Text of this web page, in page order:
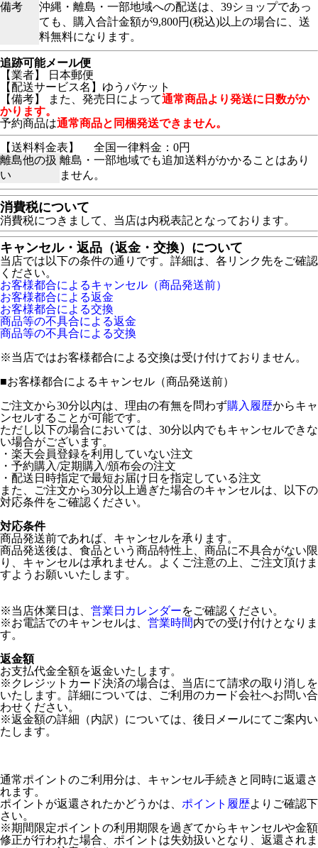
備考
沖縄・離島・一部地域への配送は、39ショップであっ
ても、購入合計金額が9,800円(税込)以上の場合に、送
料無料になります。
追跡可能メール便
【業者】 日本郵便
【配送サービス名】ゆうパケット
【備考】
また、発売日によって通常商品より発送に日数がか
かります。
予約商品は通常商品と同梱発送できません。
【送料料金表】
全国一律料金：0円
離島他の扱
い
離島・一部地域でも追加送料がかかることはあり
ません。
消費税について
消費税につきまして、当店は内税表記となっております。
キャンセル・返品（返金・交換）について
当店では以下の条件の通りです。詳細は、各リンク先をご確認
ください。
お客様都合によるキャンセル（商品発送前）
お客様都合による返金
お客様都合による交換
商品等の不具合による返金
商品等の不具合による交換
※当店ではお客様都合による交換は受け付けておりません。
■お客様都合によるキャンセル（商品発送前）
ご注文から30分以内は、理由の有無を問わず購入履歴からキャ
ンセルすることが可能です。
ただし以下の場合においては、30分以内でもキャンセルできな
い場合がございます。
・楽天会員登録を利用していない注文
・予約購入/定期購入/頒布会の注文
・配送日時指定で最短お届け日を指定している注文
また、ご注文から30分以上過ぎた場合のキャンセルは、以下の
対応条件をご確認ください。
対応条件
商品発送前であれば、キャンセルを承ります。
商品発送後は、食品という商品特性上、商品に不具合がない限
り、キャンセルは承れません。よくご注意の上、ご注文頂けま
すようお願いいたします。
※当店休業日は、 営業日カレンダーをご確認ください。
※お電話でのキャンセルは、 営業時間内での受け付けとなりま
す。
返金額
お支払代金全額を返金いたします。
※クレジットカード決済の場合は、当店にて請求の取り消しを
いたします。詳細については、ご利用のカード会社へお問い合
わせください。
※返金額の詳細（内訳）については、後日メールにてご案内い
たします。
通常ポイントのご利用分は、キャンセル手続きと同時に返還さ
れます。
ポイントが返還されたかどうかは、 ポイント履歴よりご確認下
さい。
※期間限定ポイントの利用期限を過ぎてからキャンセルや金額
修正が行われた場合、ポイントは失効扱いとなり、返還されま